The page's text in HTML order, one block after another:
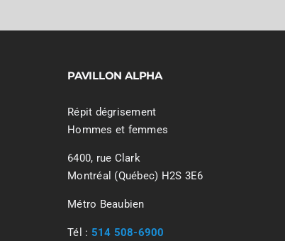
PAVILLON ALPHA
Répit dégrisement
Hommes et femmes
6400, rue Clark
Montréal (Québec) H2S 3E6
Métro Beaubien
Tél : 514 508-6900